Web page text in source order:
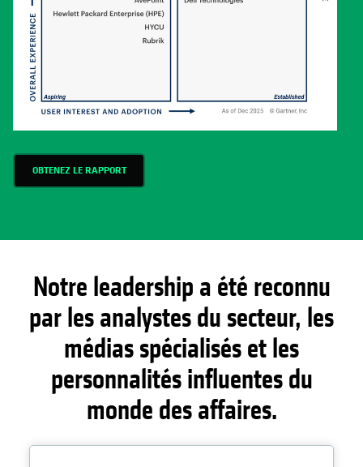
OBTENEZ LE RAPPORT
Notre leadership a été reconnu
par les analystes du secteur, les
médias spécialisés et les
personnalités influentes du
monde des affaires.